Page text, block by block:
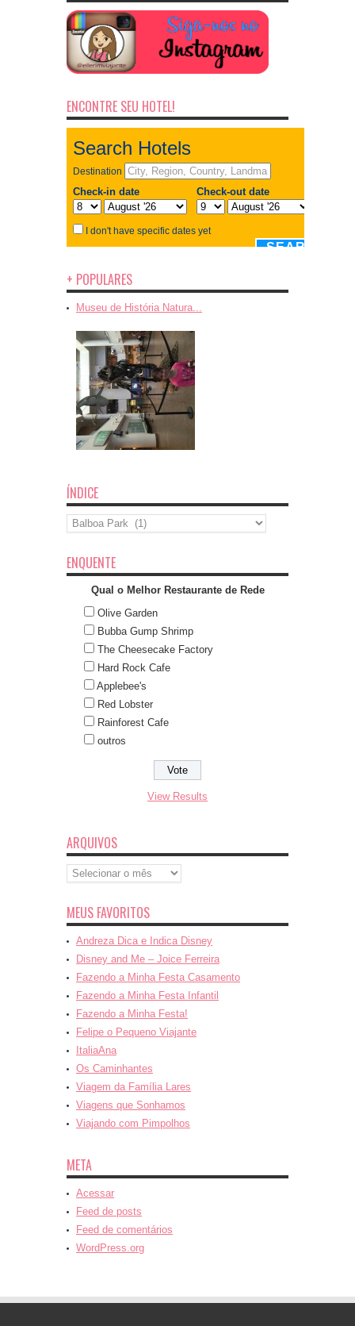
ENCONTRE SEU HOTEL!
+ POPULARES
Museu de História Natura...
ÍNDICE
Índice
ENQUENTE
Qual o Melhor Restaurante de Rede
Olive Garden
Bubba Gump Shrimp
The Cheesecake Factory
Hard Rock Cafe
Applebee's
Red Lobster
Rainforest Cafe
outros
View Results
ARQUIVOS
Arquivos
MEUS FAVORITOS
Andreza Dica e Indica Disney
Disney and Me – Joice Ferreira
Fazendo a Minha Festa Casamento
Fazendo a Minha Festa Infantil
Fazendo a Minha Festa!
Felipe o Pequeno Viajante
ItaliaAna
Os Caminhantes
Viagem da Família Lares
Viagens que Sonhamos
Viajando com Pimpolhos
META
Acessar
Feed de posts
Feed de comentários
WordPress.org